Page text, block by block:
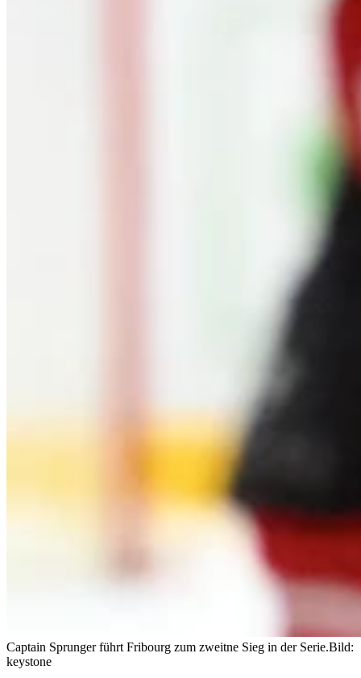
Captain Sprunger führt Fribourg zum zweitne Sieg in der Serie.Bild:
keystone